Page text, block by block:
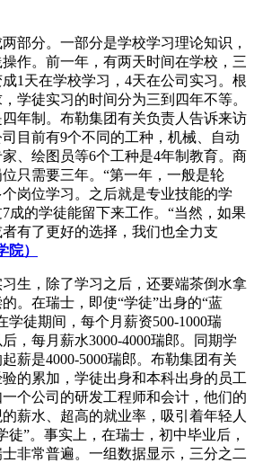
部分。一部分是学校学习理论知识，
作。前一年，有两天时间在学校，三
1天在学校学习，4天在公司实习。根
学徒实习的时间分为三到四年不等。
年制。布勒集团有关负责人告诉来访
目前有9个不同的工种，机械、自动
、绘图员等6个工种是4年制教育。商
只需要三年。“第一年，一般是轮
岗位学习。之后就是专业技能的学
成的学徒能留下来工作。“当然，如果
有了更好的选择，我们也全力支
院）
生，除了学习之后，还要端茶倒水拿
。在瑞士，即使“学徒”出身的“蓝
学徒期间，每个月薪资500-1000瑞
，每月薪水3000-4000瑞郎。同期学
薪是4000-5000瑞郎。布勒集团有关
的累加，学徒出身和本科出身的员工
个公司的研发工程师和会计，他们的
薪水、超高的就业率，吸引着年轻人
徒”。事实上，在瑞士，初中毕业后，
非常普遍。一组数据显示，三分之二